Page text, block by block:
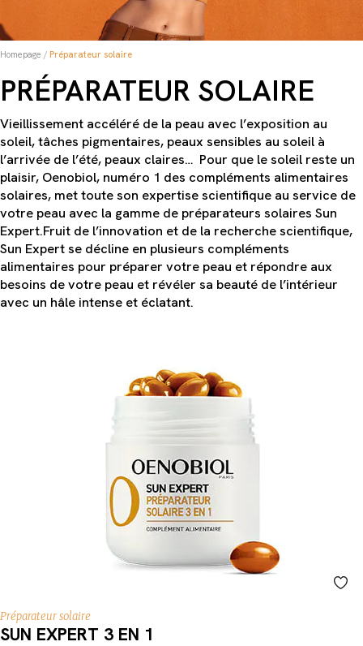
Homepage / Préparateur solaire
PRÉPARATEUR SOLAIRE
Vieillissement accéléré de la peau avec l’exposition au
soleil, tâches pigmentaires, peaux sensibles au soleil à
l’arrivée de l’été, peaux claires… Pour que le soleil reste un
plaisir, Oenobiol, numéro 1 des compléments alimentaires
solaires, met toute son expertise scientifique au service de
votre peau avec la gamme de préparateurs solaires Sun
Expert.Fruit de l’innovation et de la recherche scientifique,
Sun Expert se décline en plusieurs compléments
alimentaires pour préparer votre peau et répondre aux
besoins de votre peau et révéler sa beauté de l’intérieur
avec un hâle intense et éclatant.
Préparateur solaire
SUN EXPERT 3 EN 1